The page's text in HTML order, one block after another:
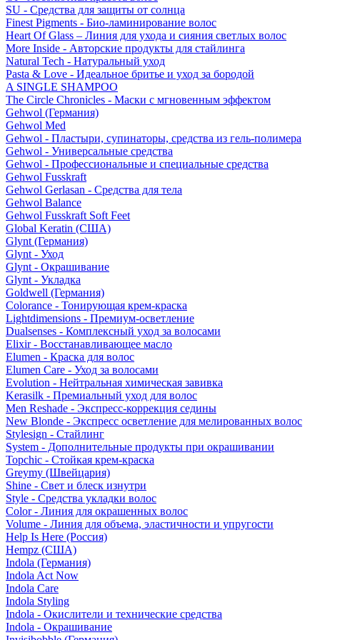
SU - Средства для защиты от солнца
Finest Pigments - Био-ламинирование волос
Heart Of Glass – Линия для ухода и сияния светлых волос
More Inside - Авторские продукты для стайлинга
Natural Tech - Натуральный уход
Pasta & Love - Идеальное бритье и уход за бородой
A SINGLE SHAMPOO
The Circle Chronicles - Маски с мгновенным эффектом
Gehwol (Германия)
Gehwol Med
Gehwol - Пластыри, супинаторы, средства из гель-полимера
Gehwol - Универсальные средства
Gehwol - Профессиональные и специальные средства
Gehwol Fusskraft
Gehwol Gerlasan - Средства для тела
Gehwol Balance
Gehwol Fusskraft Soft Feet
Global Keratin (США)
Glynt (Германия)
Glynt - Уход
Glynt - Окрашивание
Glynt - Укладка
Goldwell (Германия)
Colorance - Тонирующая крем-краска
Lightdimensions - Премиум-осветление
Dualsenses - Комплексный уход за волосами
Elixir - Восстанавливающее масло
Elumen - Краска для волос
Elumen Care - Уход за волосами
Evolution - Нейтральная химическая завивка
Kerasilk - Премиальный уход для волос
Men Reshade - Экспресс-коррекция седины
New Blonde - Экспресс осветление для мелированных волос
Stylesign - Стайлинг
System - Дополнительные продукты при окрашивании
Topchic - Стойкая крем-краска
Greymy (Швейцария)
Shine - Свет и блеск изнутри
Style - Средства укладки волос
Color - Линия для окрашенных волос
Volume - Линия для объема, эластичности и упругости
Help Is Here (Россия)
Hempz (США)
Indola (Германия)
Indola Act Now
Indola Care
Indola Styling
Indola - Окислители и технические средства
Indola - Окрашивание